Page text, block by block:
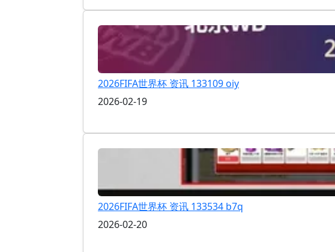
2026FIFA世界杯 资讯 133109 oiy
2026-02-19
2026FIFA世界杯 资讯 133534 b7q
2026-02-20